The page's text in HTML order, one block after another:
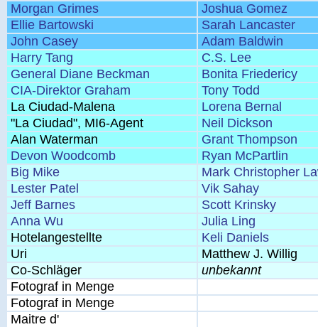
Morgan Grimes
Joshua Gomez
Ellie Bartowski
Sarah Lancaster
John Casey
Adam Baldwin
Harry Tang
C.S. Lee
General Diane Beckman
Bonita Friedericy
CIA-Direktor Graham
Tony Todd
La Ciudad-Malena
Lorena Bernal
"La Ciudad", MI6-Agent
Neil Dickson
Alan Waterman
Grant Thompson
Devon Woodcomb
Ryan McPartlin
Big Mike
Mark Christopher
Lester Patel
Vik Sahay
Jeff Barnes
Scott Krinsky
Anna Wu
Julia Ling
Hotelangestellte
Keli Daniels
Uri
Matthew J. Willig
Co-Schläger
unbekannt
Fotograf in Menge
Fotograf in Menge
Maitre d'